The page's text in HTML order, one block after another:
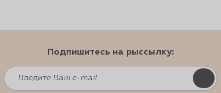
Подпишитесь на рыссылку: